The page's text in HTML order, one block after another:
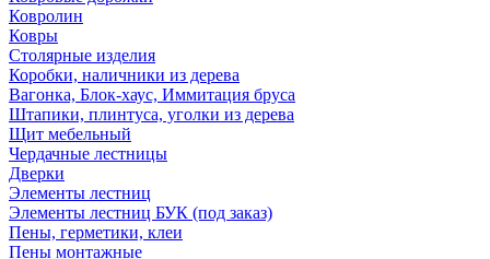
Ковролин
Ковры
Столярные изделия
Коробки, наличники из дерева
Вагонка, Блок-хаус, Иммитация бруса
Штапики, плинтуса, уголки из дерева
Щит мебельный
Чердачные лестницы
Дверки
Элементы лестниц
Элементы лестниц БУК (под заказ)
Пены, герметики, клеи
Пены монтажные